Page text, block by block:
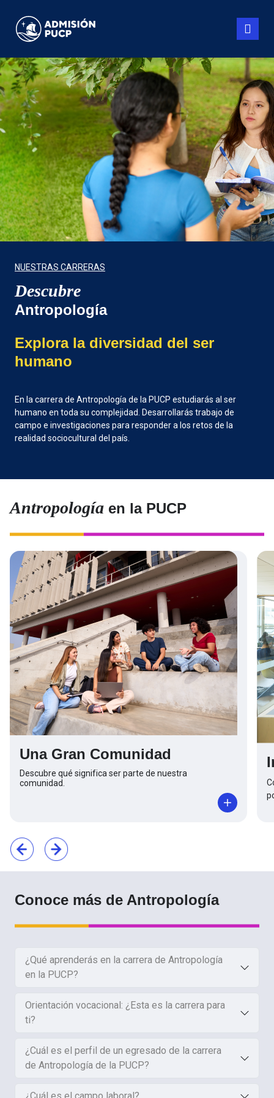
contenido
principal
NUESTRAS CARRERAS
Descubre
Antropología
Explora la diversidad del ser
humano
En la carrera de Antropología de la PUCP estudiarás al ser
humano en toda su complejidad. Desarrollarás trabajo de
campo e investigaciones para responder a los retos de la
realidad sociocultural del país.
Antropología en la PUCP
Una Gran Comunidad
Descubre qué significa ser parte de nuestra
comunidad.
Conoce más de Antropología
¿Qué aprenderás en la carrera de Antropología
en la PUCP?
Orientación vocacional: ¿Esta es la carrera para
ti?
¿Cuál es el perfil de un egresado de la carrera
de Antropología de la PUCP?